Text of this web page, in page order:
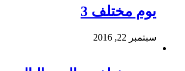
يوم مختلف 3
سبتمبر 22, 2016